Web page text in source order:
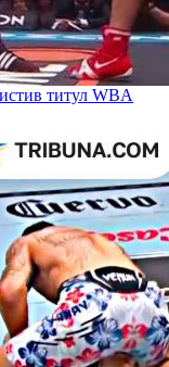
титул WBA